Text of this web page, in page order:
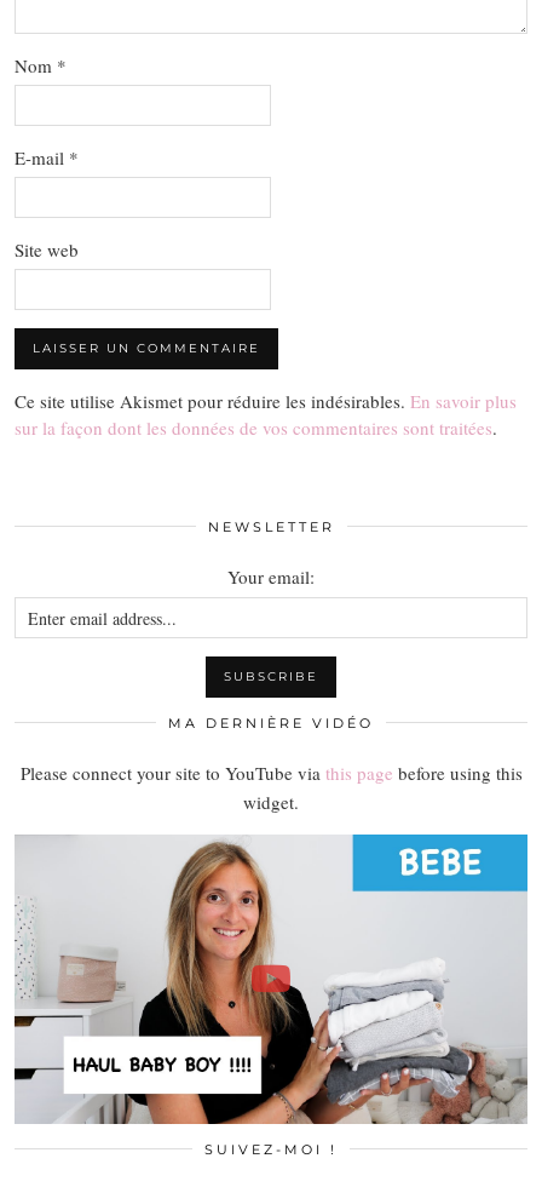
Nom *
E-mail *
Site web
Ce site utilise Akismet pour réduire les indésirables. En savoir plus
sur la façon dont les données de vos commentaires sont traitées.
NEWSLETTER
Your email:
MA DERNIÈRE VIDÉO
Please connect your site to YouTube via this page before using this
widget.
SUIVEZ-MOI !